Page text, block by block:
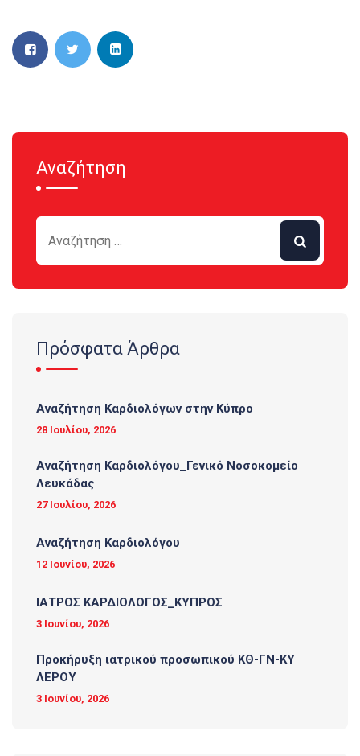
Αναζήτηση
Πρόσφατα Άρθρα
Αναζήτηση Καρδιολόγων στην Κύπρο
28 Ιουλίου, 2026
Αναζήτηση Καρδιολόγου_Γενικό Νοσοκομείο
Λευκάδας
27 Ιουλίου, 2026
Αναζήτηση Καρδιολόγου
12 Ιουνίου, 2026
ΙΑΤΡΟΣ ΚΑΡΔΙΟΛΟΓΟΣ_ΚΥΠΡΟΣ
3 Ιουνίου, 2026
Προκήρυξη ιατρικού προσωπικού ΚΘ-ΓΝ-ΚΥ
ΛΕΡΟΥ
3 Ιουνίου, 2026